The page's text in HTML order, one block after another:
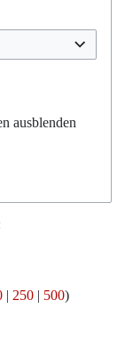
ausblenden
| 250 | 500)